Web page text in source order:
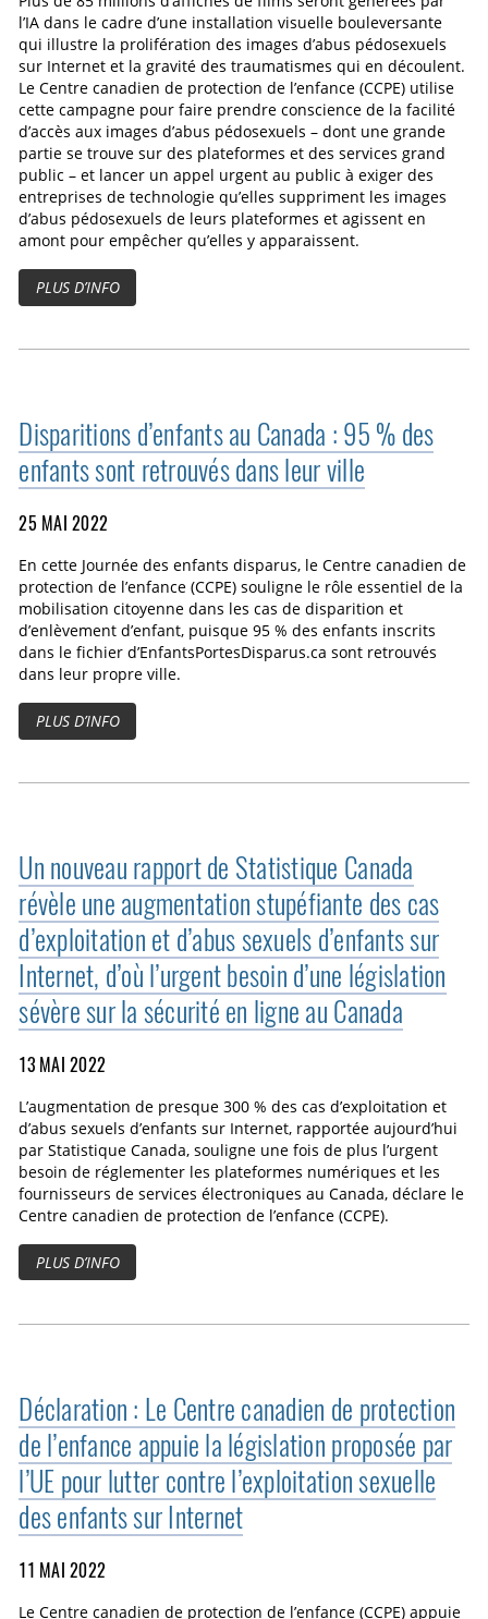
l’IA dans le cadre d’une installation visuelle bouleversante
qui illustre la prolifération des images d’abus pédosexuels
sur Internet et la gravité des traumatismes qui en découlent.
Le Centre canadien de protection de l’enfance (CCPE) utilise
cette campagne pour faire prendre conscience de la facilité
d’accès aux images d’abus pédosexuels – dont une grande
partie se trouve sur des plateformes et des services grand
public – et lancer un appel urgent au public à exiger des
entreprises de technologie qu’elles suppriment les images
d’abus pédosexuels de leurs plateformes et agissent en
amont pour empêcher qu’elles y apparaissent.
PLUS D’INFO
Disparitions d’enfants au Canada : 95 % des
enfants sont retrouvés dans leur ville
25 MAI 2022
En cette Journée des enfants disparus, le Centre canadien de
protection de l’enfance (CCPE) souligne le rôle essentiel de la
mobilisation citoyenne dans les cas de disparition et
d’enlèvement d’enfant, puisque 95 % des enfants inscrits
dans le fichier d’EnfantsPortesDisparus.ca sont retrouvés
dans leur propre ville.
PLUS D’INFO
Un nouveau rapport de Statistique Canada
révèle une augmentation stupéfiante des cas
d’exploitation et d’abus sexuels d’enfants sur
Internet, d’où l’urgent besoin d’une législation
sévère sur la sécurité en ligne au Canada
13 MAI 2022
L’augmentation de presque 300 % des cas d’exploitation et
d’abus sexuels d’enfants sur Internet, rapportée aujourd’hui
par Statistique Canada, souligne une fois de plus l’urgent
besoin de réglementer les plateformes numériques et les
fournisseurs de services électroniques au Canada, déclare le
Centre canadien de protection de l’enfance (CCPE).
PLUS D’INFO
Déclaration : Le Centre canadien de protection
de l’enfance appuie la législation proposée par
l’UE pour lutter contre l’exploitation sexuelle
des enfants sur Internet
11 MAI 2022
Le Centre canadien de protection de l’enfance (CCPE) appuie